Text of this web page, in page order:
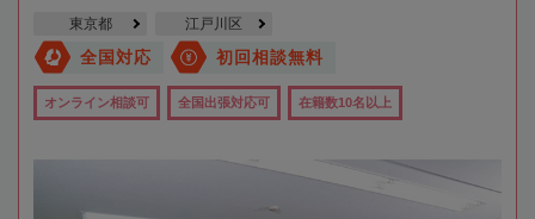
東京都 江戸川区
全国対応 初回相談無料
オンライン相談可 全国出張対応可 在籍数10名以上